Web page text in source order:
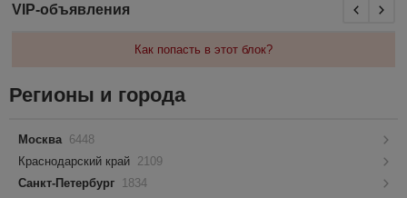
VIP-объявления
Как попасть в этот блок?
Регионы и города
Москва 6448
Краснодарский край 2109
Санкт-Петербург 1834